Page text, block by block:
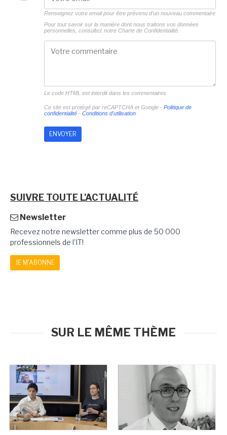
Renseignez votre email pour être prévenu d'un nouveau commentaire
Pour tout savoir sur la manière dont nous traitons vos données
personnelles, consultez notre Charte de Confidentialité.
Le code HTML est interdit dans les commentaires
Ce site est protégé par reCAPTCHA et Google - Politique de
confidentialité- Conditions d'utilisation
SUIVRE TOUTE L'ACTUALITÉ
Newsletter
Recevez notre newsletter comme plus de 50 000
professionnels de l'IT!
JE M'ABONNE
SUR LE MÊME THÈME